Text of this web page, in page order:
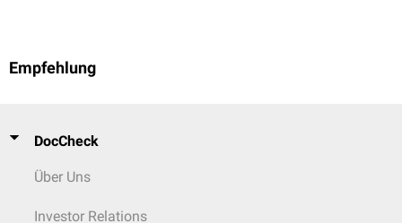
Empfehlung
DocCheck
Über Uns
Investor Relations